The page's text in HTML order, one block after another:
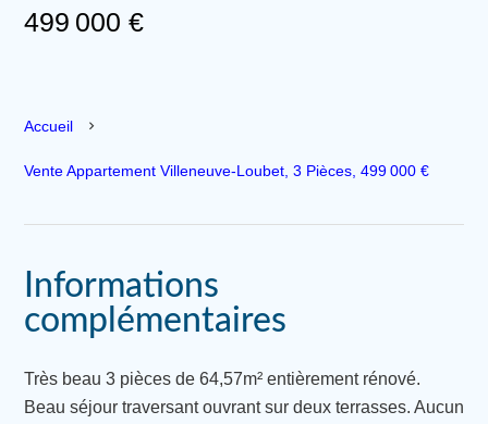
499 000 €
Accueil
Vente Appartement Villeneuve-Loubet, 3 Pièces, 499 000 €
Informations
complémentaires
Très beau 3 pièces de 64,57m² entièrement rénové.
Beau séjour traversant ouvrant sur deux terrasses. Aucun